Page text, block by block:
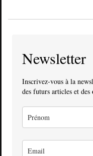
Newsletter
Inscrivez-vous à la
des futurs articles et des